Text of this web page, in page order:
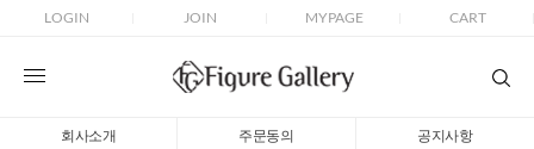
LOGIN JOIN MYPAGE CART
회사소개 주문동의
공지사항